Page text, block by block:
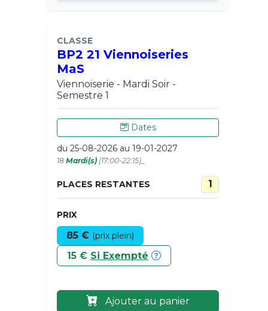
CLASSE
BP2 21 Viennoiseries
MaS
Viennoiserie - Mardi Soir -
Semestre 1
Dates
du 25-08-2026 au 19-01-2027
18 Mardi(s) (17:00-22:15)_
PLACES RESTANTES 1
PRIX
85 € (prix plein)
15 € Si Exempté
Ajouter au panier